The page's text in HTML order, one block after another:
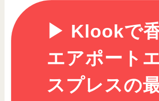
▶︎ Klookで
エアポート
スプレスの